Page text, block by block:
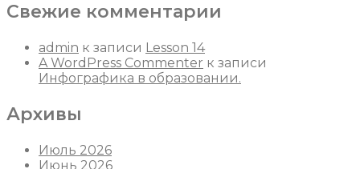
Свежие комментарии
admin к записи Lesson 14
A WordPress Commenter к записи
Инфографика в образовании.
Архивы
Июль 2026
Июнь 2026